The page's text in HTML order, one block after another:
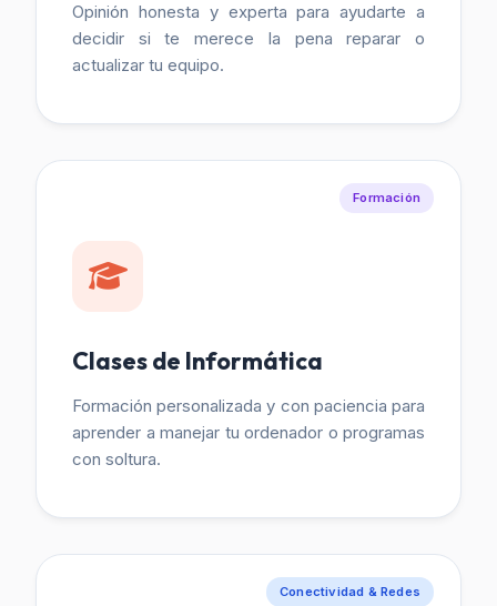
Opinión honesta y experta para ayudarte a
decidir si te merece la pena reparar o
actualizar tu equipo.
Formación
Clases de Informática
Formación personalizada y con paciencia para
aprender a manejar tu ordenador o programas
con soltura.
Conectividad & Redes